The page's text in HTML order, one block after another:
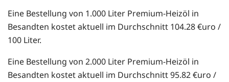
Eine Bestellung von 1.000 Liter Premium-Heizöl in
Besandten kostet aktuell im Durchschnitt 104.28 €uro /
100 Liter.
Eine Bestellung von 2.000 Liter Premium-Heizöl in
Besandten kostet aktuell im Durchschnitt 95.82 €uro /